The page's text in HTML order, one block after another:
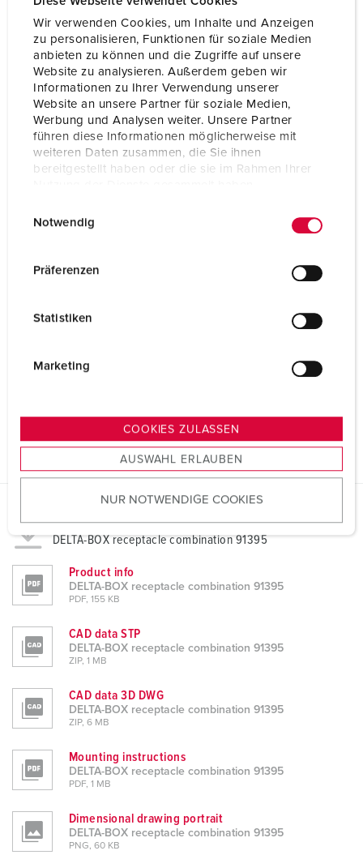
Wir verwenden Cookies, um Inhalte und Anzeigen
zu personalisieren, Funktionen für soziale Medien
anbieten zu können und die Zugriffe auf unsere
Website zu analysieren. Außerdem geben wir
Informationen zu Ihrer Verwendung unserer
Website an unsere Partner für soziale Medien,
Werbung und Analysen weiter. Unsere Partner
führen diese Informationen möglicherweise mit
weiteren Daten zusammen, die Sie ihnen
bereitgestellt haben oder die sie im Rahmen Ihrer
s
u
w
a
l
Notwendig
Präferenzen
Statistiken
Marketing
COOKIES ZULASSEN
AUSWAHL ERLAUBEN
NUR NOTWENDIGE COOKIES
Datasheets & Downloads
DELTA-BOX receptacle combination 91395
Product info
DELTA-BOX receptacle combination 91395
PDF, 155 KB
CAD data STP
DELTA-BOX receptacle combination 91395
ZIP, 1 MB
CAD data 3D DWG
DELTA-BOX receptacle combination 91395
ZIP, 6 MB
Mounting instructions
DELTA-BOX receptacle combination 91395
PDF, 1 MB
Dimensional drawing portrait
DELTA-BOX receptacle combination 91395
PNG, 60 KB